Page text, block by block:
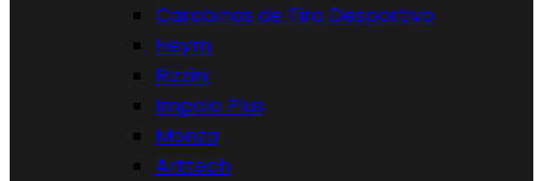
Carabinas de Tiro Desportivo
Heym
Rizzini
Impala Plus
Monza
Arttech